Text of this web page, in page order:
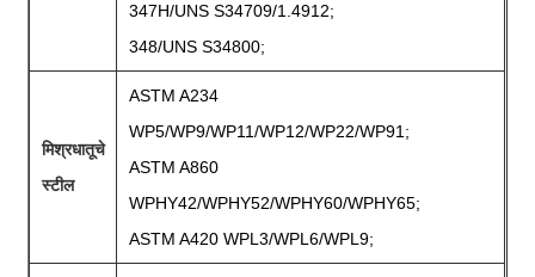
347H/UNS S34709/1.4912;
348/UNS S34800;
मिश्रधातूचे
स्टील
ASTM A234
WP5/WP9/WP11/WP12/WP22/WP91;
ASTM A860
WPHY42/WPHY52/WPHY60/WPHY65;
ASTM A420 WPL3/WPL6/WPL9;